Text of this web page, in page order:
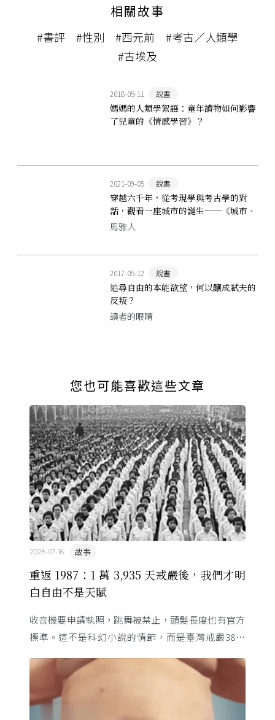
相關故事
#書評 #性別 #西元前
#考古／人類學
#古埃及
2018-05-11 說書
媽媽的人類學絮語：童年讀物如何影響
了兒童的《情感學習》？
2021-09-05 說書
穿越六千年，從考現學與考古學的對
話，觀看一座城市的誕生──《城市、
演化、人》
馬雅人
2017-05-12 說書
追尋自由的本能欲望，何以釀成弒夫的
反叛？
讀者的眼睛
您也可能喜歡這些文章
重返 1987：1 萬 3,935 天戒嚴後，我們才明
白自由不是天賦
故事
2026-07-16
收音機要申請執照，跳舞被禁止，頭髮長度也有官方
標準。這不是科幻小說的情節，而是臺灣戒嚴38年
嚴令，這段歷 ...